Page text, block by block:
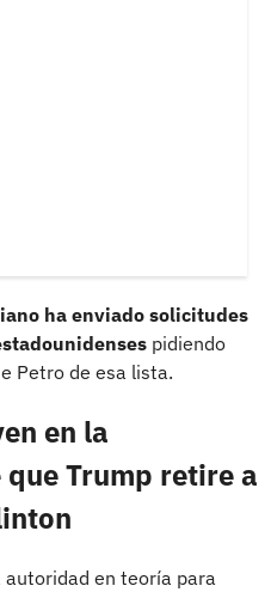
ha enviado solicitudes
pidiendo
Petro de esa lista.
en la
Trump retire a
en teoría para